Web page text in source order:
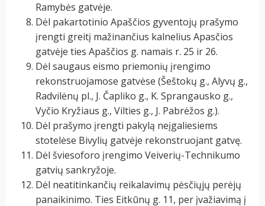
Ramybės gatvėje.
Dėl pakartotinio Apaščios gyventojų prašymo
įrengti greitį mažinančius kalnelius Apasčios
gatvėje ties Apaščios g. namais r. 25 ir 26.
Dėl saugaus eismo priemonių įrengimo
rekonstruojamose gatvėse (Šeštokų g., Alyvų g.,
Radvilėnų pl., J. Čapliko g., K. Sprangausko g.,
Vyčio Kryžiaus g., Vilties g., J. Pabrėžos g.).
Dėl prašymo įrengti pakylą neįgaliesiems
stotelėse Bivylių gatvėje rekonstruojant gatvę.
Dėl šviesoforo įrengimo Veiverių-Technikumo
gatvių sankryžoje.
Dėl neatitinkančių reikalavimų pėsčiųjų perėjų
panaikinimo. Ties Eitkūnų g. 11, per įvažiavimą į